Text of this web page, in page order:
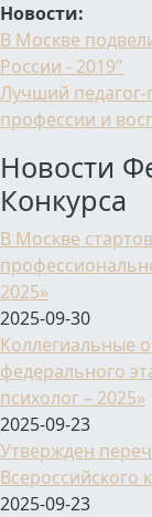
Новости:
В Москве
России - 2019"
Лучший педагог-
профессии и
Новости
Конкурса
В Москве
2025»
2025-09-30
Коллегиальные
федерального
психолог – 2025»
2025-09-23
Утвержден
Всероссийского
2025-09-23